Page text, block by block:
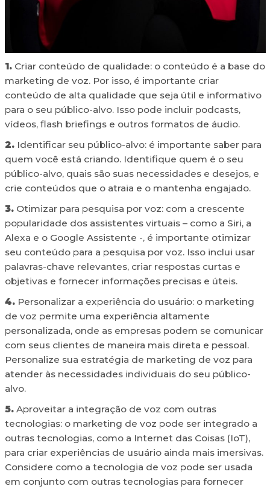
1.Criar conteúdo de qualidade: o conteúdo é a base do
marketing de voz. Por isso, é importante criar
conteúdo de alta qualidade que seja útil e informativo
para o seu público-alvo. Isso pode incluir podcasts,
vídeos, flash briefings e outros formatos de áudio.
2.Identificar seu público-alvo: é importante saber para
quem você está criando. Identifique quem é o seu
público-alvo, quais são suas necessidades e desejos, e
crie conteúdos que o atraia e o mantenha engajado.
3.Otimizar para pesquisa por voz: com a crescente
popularidade dos assistentes virtuais – como a Siri, a
Alexa e o Google Assistente -, é importante otimizar
seu conteúdo para a pesquisa por voz. Isso inclui usar
palavras-chave relevantes, criar respostas curtas e
objetivas e fornecer informações precisas e úteis.
4.Personalizar a experiência do usuário: o marketing
de voz permite uma experiência altamente
personalizada, onde as empresas podem se comunicar
com seus clientes de maneira mais direta e pessoal.
Personalize sua estratégia de marketing de voz para
atender às necessidades individuais do seu público-
alvo.
5.Aproveitar a integração de voz com outras
tecnologias: o marketing de voz pode ser integrado a
outras tecnologias, como a Internet das Coisas (IoT),
para criar experiências de usuário ainda mais imersivas.
Considere como a tecnologia de voz pode ser usada
em conjunto com outras tecnologias para fornecer